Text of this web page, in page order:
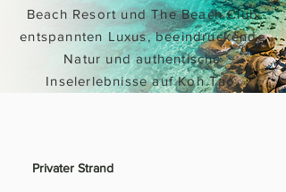
Beach Resort und The Beach Club
entspannten Luxus, beeindruckende
Natur und authentische
Inselerlebnisse auf Koh Tao.
Privater Strand